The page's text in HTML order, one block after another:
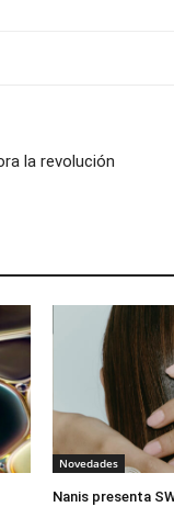
la revolución
Novedades
Nanis presenta